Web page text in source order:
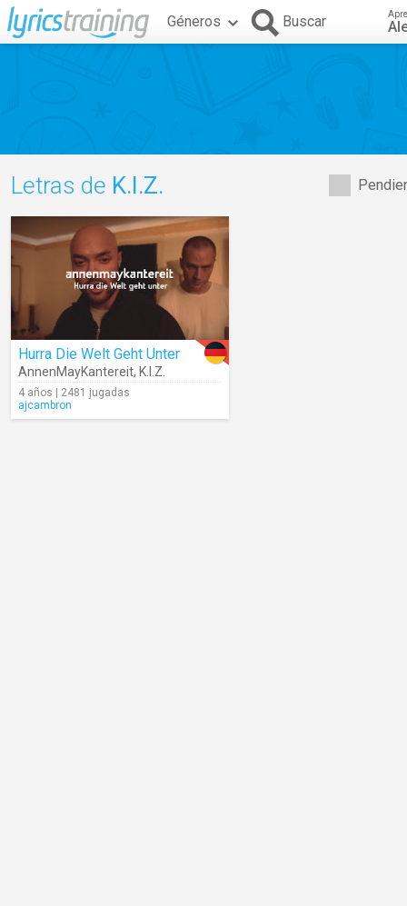
Géneros Buscar
Letras de K.I.Z.
Hurra Die Welt Geht Unter
AnnenMayKantereit, K.I.Z.
4 años | 2481 jugadas
ajcambron